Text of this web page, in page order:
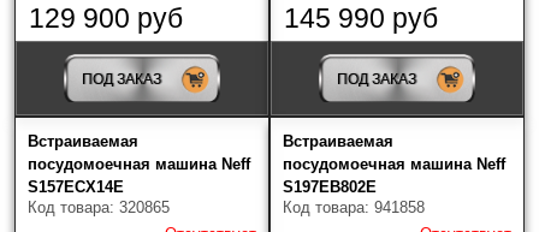
Signature(1)
Smeg(27)
Vard(3)
129 900 руб
ПОД ЗАКАЗ
145 990 руб
ПОД ЗАКАЗ
Встраиваемая
посудомоечная машина Neff
S157ECX14E
Код товара: 320865
Встраиваемая
посудомоечная машина Neff
S197EB802E
Код товара: 941858